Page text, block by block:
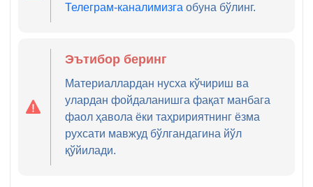
Телеграм-каналимизга обуна бўлинг.
Эътибор беринг
Материаллардан нусха кўчириш ва
улардан фойдаланишга фақат манбага
фаол ҳавола ёки таҳририятнинг ёзма
рухсати мавжуд бўлгандагина йўл
қўйилади.